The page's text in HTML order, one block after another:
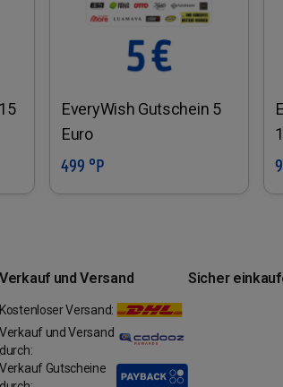
EveryWish Gutschein 5
Euro
499 °P
Verkauf und Versand
Kostenloser Versand:
Verkauf und Versand
durch:
Verkauf Gutscheine
Sicher